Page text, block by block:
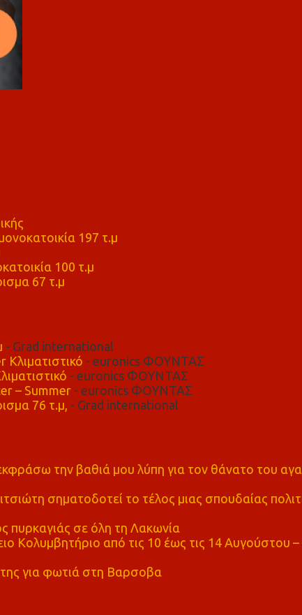
197 τ.μ
100 τ.μ
67 τ.μ
- Grad international
- euronics ΦΟΥΝΤΑΣ
- euronics ΦΟΥΝΤΑΣ
– Summer- euronics ΦΟΥΝΤΑΣ
76 τ.μ, - Grad international
την βαθιά μου λύπη για τον θάνατο του
σηματοδοτεί το τέλος μιας σπουδαίας
πυρκαγιάς σε όλη τη Λακωνία
Κολυμβητήριο από τις 10 έως τις 14 Αυγούστου –
για φωτιά στη Βαρσοβα